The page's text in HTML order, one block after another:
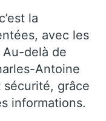
la
avec les
Au-delà de
Antoine
sécurité, grâce
informations.